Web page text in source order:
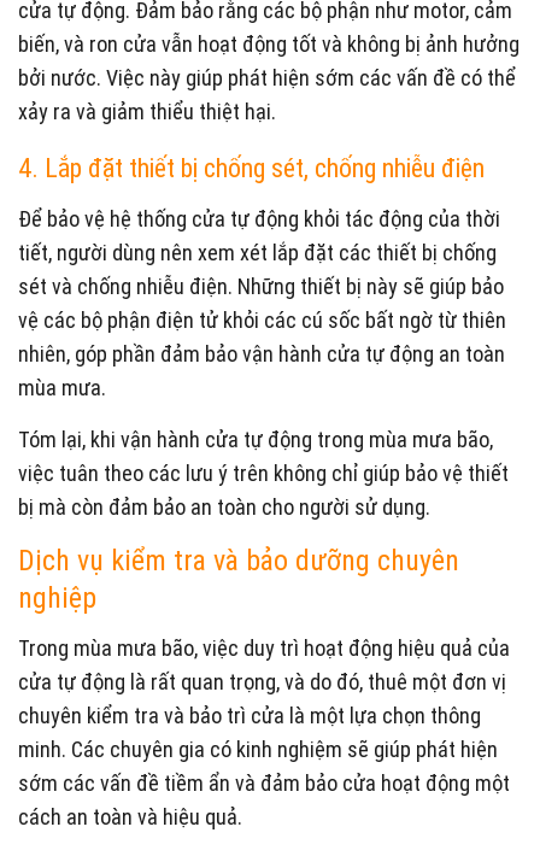
cửa tự động. Đảm bảo rằng các bộ phận như motor, cảm
biến, và ron cửa vẫn hoạt động tốt và không bị ảnh hưởng
bởi nước. Việc này giúp phát hiện sớm các vấn đề có thể
xảy ra và giảm thiểu thiệt hại.
4. Lắp đặt thiết bị chống sét, chống nhiễu điện
Để bảo vệ hệ thống cửa tự động khỏi tác động của thời
tiết, người dùng nên xem xét lắp đặt các thiết bị chống
sét và chống nhiễu điện. Những thiết bị này sẽ giúp bảo
vệ các bộ phận điện tử khỏi các cú sốc bất ngờ từ thiên
nhiên, góp phần đảm bảo vận hành cửa tự động an toàn
mùa mưa.
Tóm lại, khi vận hành cửa tự động trong mùa mưa bão,
việc tuân theo các lưu ý trên không chỉ giúp bảo vệ thiết
bị mà còn đảm bảo an toàn cho người sử dụng.
Dịch vụ kiểm tra và bảo dưỡng chuyên
nghiệp
Trong mùa mưa bão, việc duy trì hoạt động hiệu quả của
cửa tự động là rất quan trọng, và do đó, thuê một đơn vị
chuyên kiểm tra và bảo trì cửa là một lựa chọn thông
minh. Các chuyên gia có kinh nghiệm sẽ giúp phát hiện
sớm các vấn đề tiềm ẩn và đảm bảo cửa hoạt động một
cách an toàn và hiệu quả.